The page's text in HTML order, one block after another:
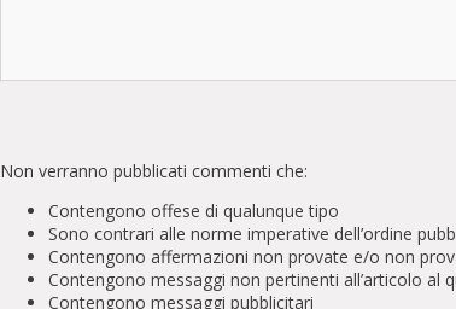
Non verranno pubblicati commenti che:
Contengono offese di qualunque tipo
Sono contrari alle norme imperative dell’ordine
Contengono affermazioni non provate e/o non
Contengono messaggi non pertinenti all’articolo al
Contengono messaggi pubblicitari